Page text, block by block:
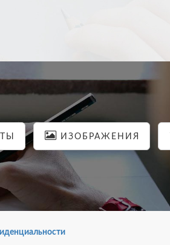
ИЗОБРАЖЕНИЯ